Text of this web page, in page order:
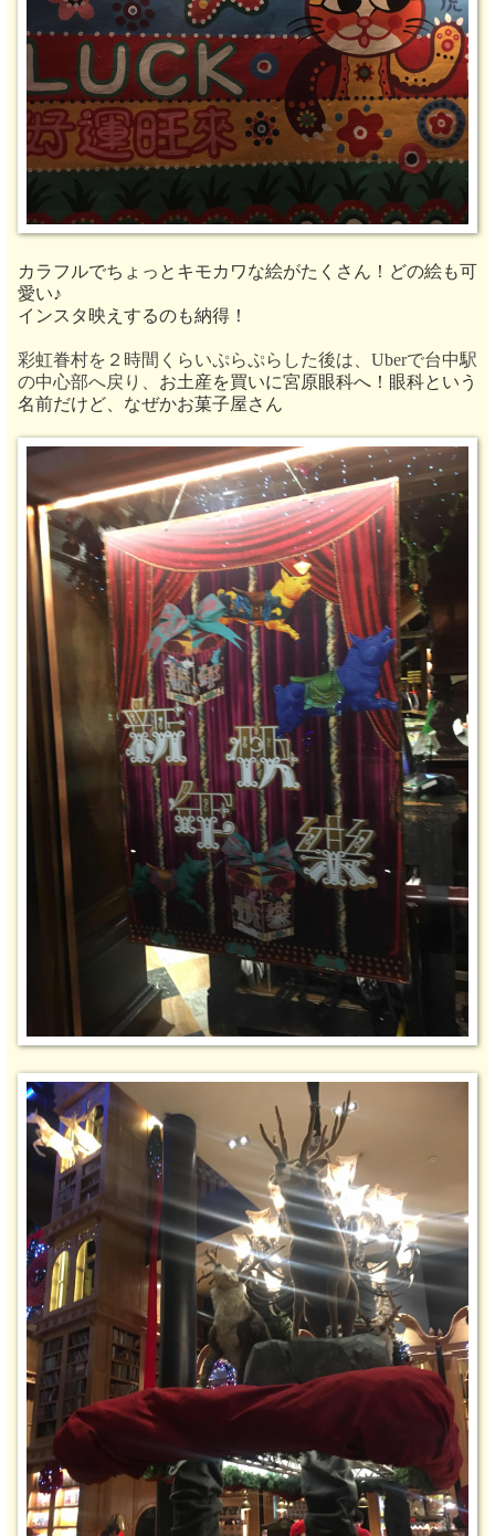
カラフルでちょっとキモカワな絵がたくさん！どの絵も可
愛い♪
インスタ映えするのも納得！
彩虹眷村を２時間くらいぷらぷらした後は、Uberで台中駅
の中心部へ戻り、 お土産を買いに宮原眼科へ！眼科という
名前だけど、なぜかお菓子屋さん